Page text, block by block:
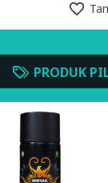
PRODUK